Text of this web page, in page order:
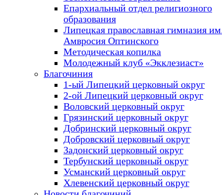
Епархиальный отдел религиозного
образования
Липецкая православная гимназия
Амвросия Оптинского
Методическая копилка
Молодежный клуб «Экклезиаст»
Благочиния
1-ый Липецкий церковный округ
2-ой Липецкий церковный округ
Воловский церковный округ
Грязинский церковный округ
Добринский церковный округ
Добровский церковный округ
Задонский церковный округ
Тербунский церковный округ
Усманский церковный округ
Хлевенский церковный округ